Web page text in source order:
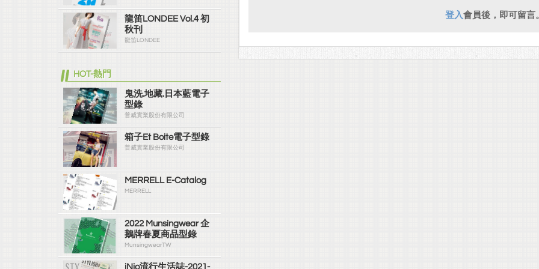
登入會員後，即可留言
龍笛LONDEE Vol.4 初
秋刊
龍笛LONDEE
HOT-熱門
鬼洗.地藏.日本藍電子
型錄
普威實業股份有限公司
箱子Et Boite電子型錄
普威實業股份有限公司
MERRELL E-Catalog
MERRELL
2022 Munsingwear 企
鵝牌春夏商品型錄
MunsingwearTW
iNio流行生活誌-2021-